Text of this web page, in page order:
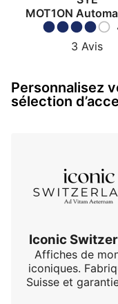
MOT1ON
3 Avis
Personnalisez
sélection
Iconic
Affiches de
iconiques.
Suisse et